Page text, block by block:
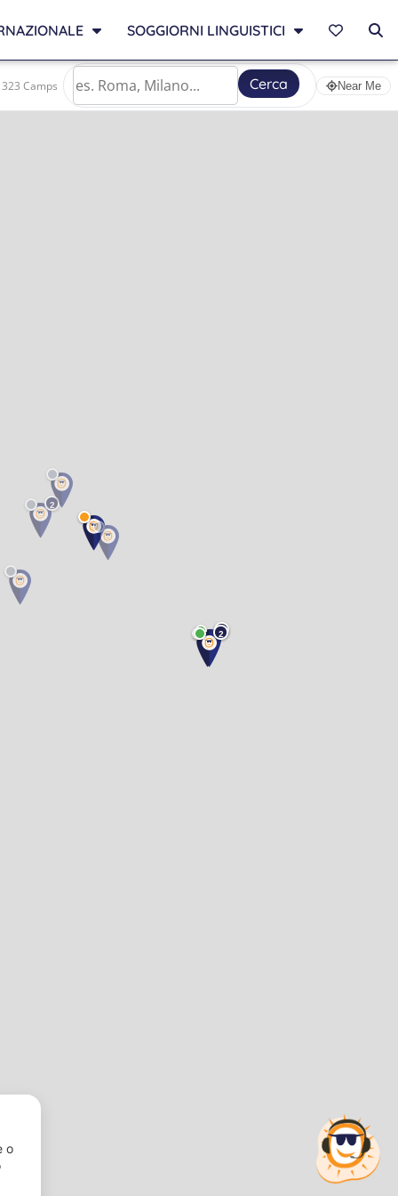
SOGGIORNI LINGUISTICI
323 Camps Cerca Near Me
2
2
2
Iscriviti subito alla nostra newsletter per rimanere
aggiornato sulle ultime novità e ricevere sconti per
o